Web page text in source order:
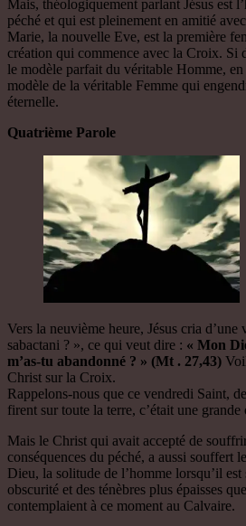
Mais, théologiquement parlant Jésus est
péché et qui est pleinement en amitié
Marie, la nouvelle Eve, est la première
création qui commence avec la Croix. Si
le modèle parfait du véritable Homme,
modèle de la véritable Femme qui
éternelle.
Quatrième Parole
Vers la neuvième heure, Jésus cria
sabactani ? », ce qui veut dire : « Mon
m’as-tu abandonné ? » (Mt . 27,43)
Christ sur la Croix.
Rappelons-nous que ce vendredi Saint,
firent sur toute la terre, c’était une grande
Mais le Christ qui avait accepté de
conséquences du péché, a aussi souffert
Dieu, la solitude de l’homme lorsqu’il
obscurité et des ténèbres plus épaisses
contemplaient à ce moment au Calvaire.